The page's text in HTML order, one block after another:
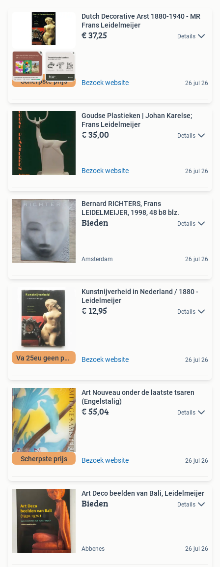
Scherpste prijs
Dutch Decorative Arst 1880-1940 - MR
Frans Leidelmeijer
€ 37,25 Details
Bezoek website 26 jul 26
Goudse Plastieken | Johan Karelse;
Frans Leidelmeijer
€ 35,00 Details
Bezoek website 26 jul 26
Bernard RICHTERS, Frans
LEIDELMEIJER, 1998, 48 b8 blz.
Bieden Details
Amsterdam 26 jul 26
Va 25eu geen porto
Kunstnijverheid in Nederland / 1880 -
Leidelmeijer
€ 12,95 Details
Bezoek website 26 jul 26
Scherpste prijs
Art Nouveau onder de laatste tsaren
(Engelstalig)
€ 55,04 Details
Bezoek website 26 jul 26
Art Deco beelden van Bali, Leidelmeijer
Bieden Details
Abbenes 26 jul 26